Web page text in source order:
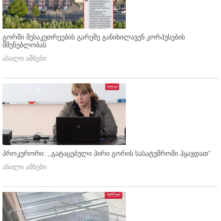
გორში მესაკუთრეების გარეშე განიხილავენ კორპუსების
მშენებლობას
ახალი ამბები
პროკურორი: ,,გატაცებული პირი გორის სასატუმროში ჰყავდათ''
ახალი ამბები